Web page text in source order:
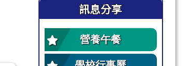
訊息分享
營養午餐